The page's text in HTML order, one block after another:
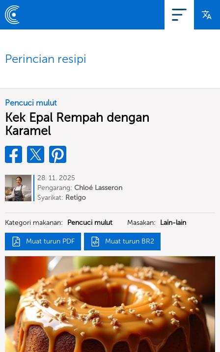
Perincian resipi
Pencuci mulut
Kek Epal Rempah dengan
Karamel
28. 11. 2025
Pengarang: Chloé Lasseron
Syarikat: Retigo
Kategori makanan: Pencuci mulut Masakan: Lain-lain
Muat turun PDF Muat turun BR2